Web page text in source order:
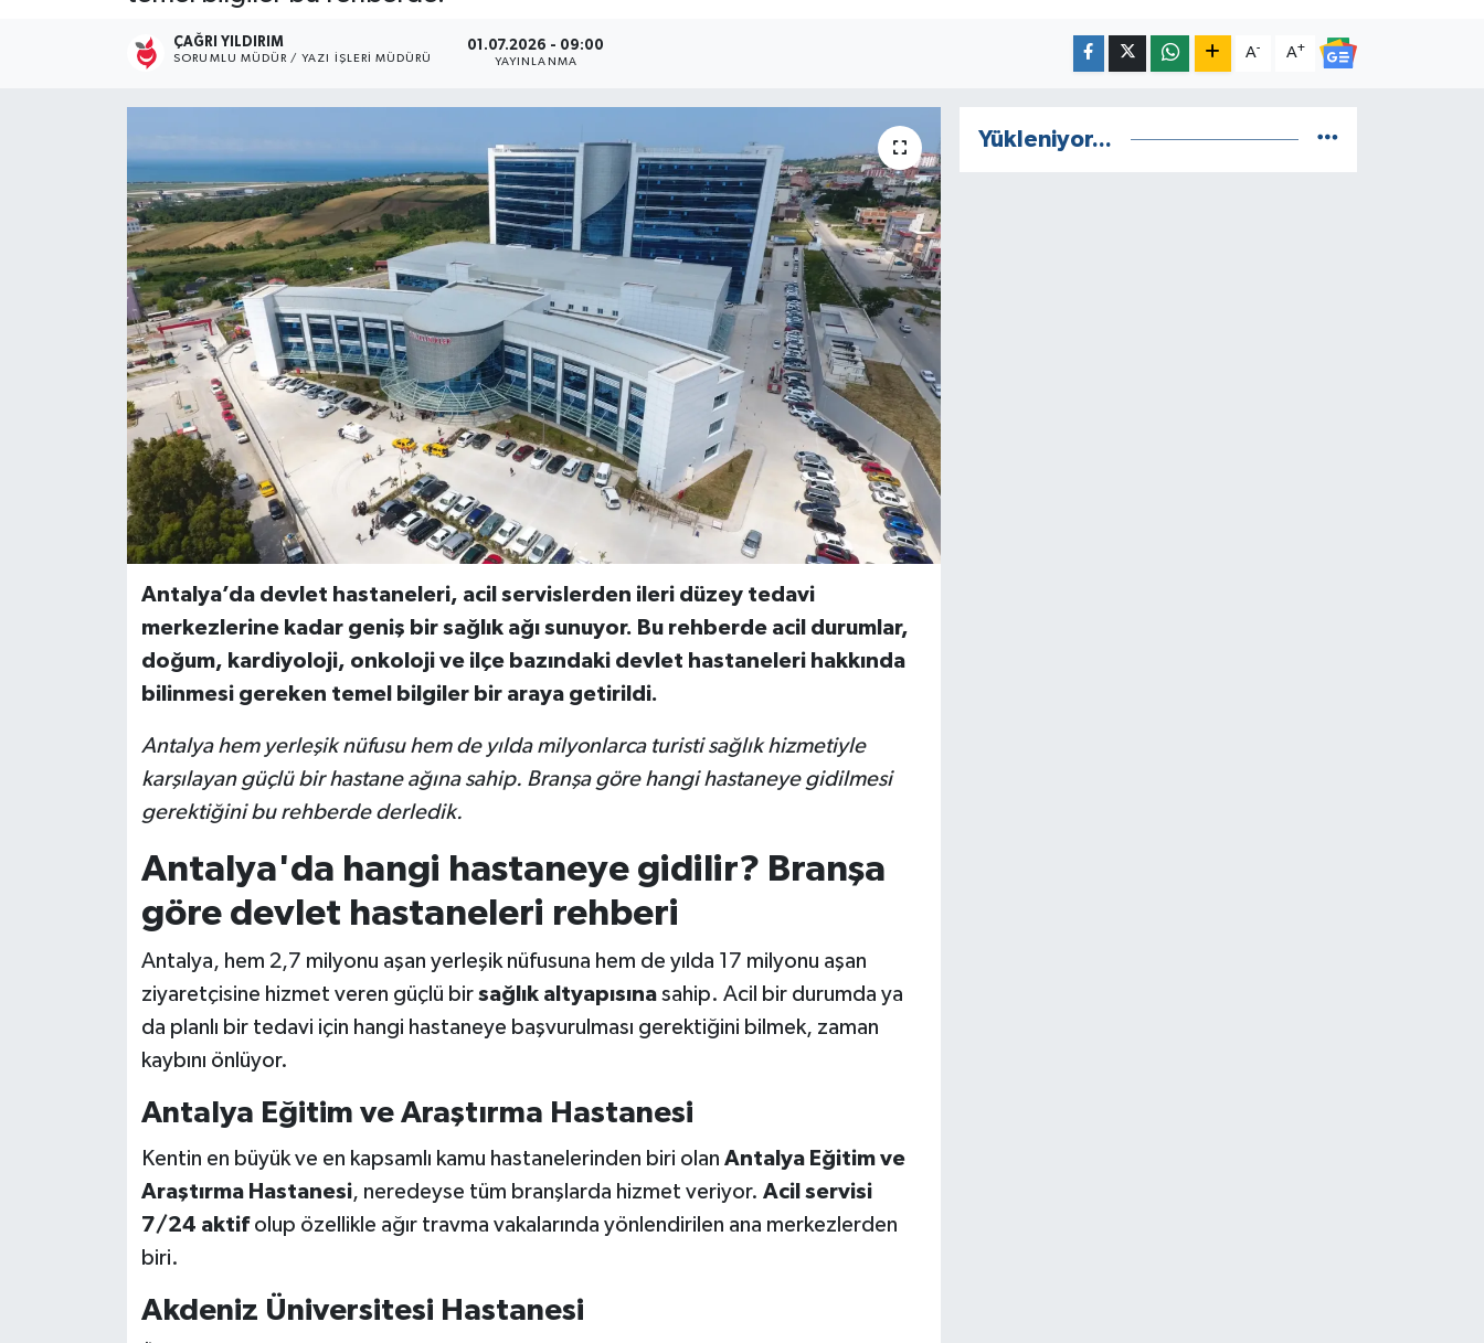
ÇAĞRI YILDIRIM
SORUMLU MÜDÜR / YAZI İŞLERI MÜDÜRÜ
01.07.2026 - 09:00
YAYINLANMA
A- A+
Antalya’da devlet hastaneleri, acil servislerden ileri düzey tedavi
merkezlerine kadar geniş bir sağlık ağı sunuyor. Bu rehberde acil durumlar,
doğum, kardiyoloji, onkoloji ve ilçe bazındaki devlet hastaneleri hakkında
bilinmesi gereken temel bilgiler bir araya getirildi.
Antalya hem yerleşik nüfusu hem de yılda milyonlarca turisti sağlık hizmetiyle
karşılayan güçlü bir hastane ağına sahip. Branşa göre hangi hastaneye gidilmesi
gerektiğini bu rehberde derledik.
Antalya'da hangi hastaneye gidilir? Branşa
göre devlet hastaneleri rehberi
Antalya, hem 2,7 milyonu aşan yerleşik nüfusuna hem de yılda 17 milyonu aşan
ziyaretçisine hizmet veren güçlü bir sağlık altyapısınasahip. Acil bir durumda ya
da planlı bir tedavi için hangi hastaneye başvurulması gerektiğini bilmek, zaman
kaybını önlüyor.
Antalya Eğitim ve Araştırma Hastanesi
Kentin en büyük ve en kapsamlı kamu hastanelerinden biri olan Antalya Eğitim ve
Araştırma Hastanesi, neredeyse tüm branşlarda hizmet veriyor. Acil servisi
7/24 aktifolup özellikle ağır travma vakalarında yönlendirilen ana merkezlerden
biri.
Akdeniz Üniversitesi Hastanesi
Yükleniyor...
Kültür Sanat
Politika